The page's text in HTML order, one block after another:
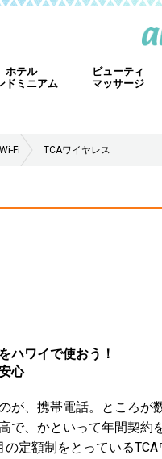
ホテル
ドミニアム
ビューティ
マッサージ
Fi TCAワイヤレス
ハワイで使おう！
心
、携帯電話。ところが
で、かといって年間契約
定額制をとっている